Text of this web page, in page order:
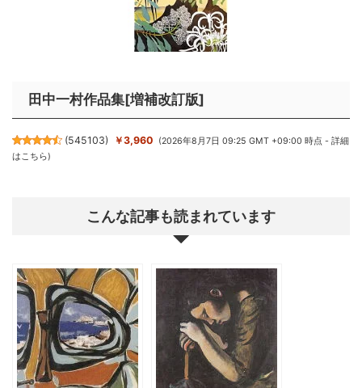
田中一村作品集[増補改訂版]
(545103) ￥3,960 (2026年8月7日 09:25 GMT +09:00 時点 -詳細
はこちら)
こんな記事も読まれています